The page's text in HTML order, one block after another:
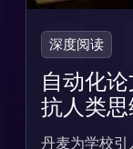
深度阅读
自动化
抗人类
丹麦为学校